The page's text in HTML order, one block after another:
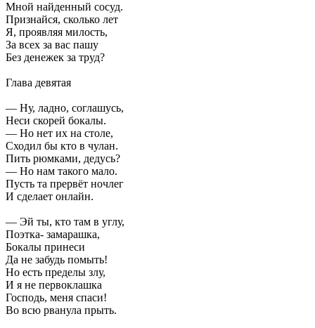
Мной найденный сосуд.
Признайся, сколько лет
Я, проявляя милость,
За всех за вас пашу
Без денежек за труд?
Глава девятая
— Ну, ладно, соглашусь,
Неси скорей бокалы.
— Но нет их на столе,
Сходил бы кто в чулан.
Пить рюмками, дедусь?
— Но нам такого мало.
Пусть та прервёт ночлег
И сделает онлайн.
— Эй ты, кто там в углу,
Поэтка- замарашка,
Бокалы принеси
Да не забудь помыть!
Но есть пределы злу,
И я не первоклашка
Господь, меня спаси!
Во всю рванула прыть.